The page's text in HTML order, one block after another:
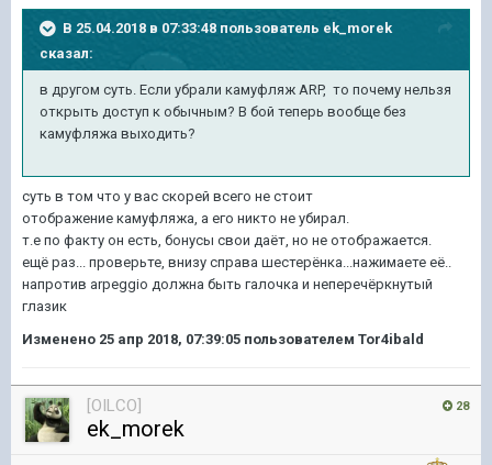
В 25.04.2018 в 07:33:48 пользователь ek_morek
сказал:
в другом суть. Если убрали камуфляж ARP, то почему нельзя
открыть доступ к обычным? В бой теперь вообще без
камуфляжа выходить?
суть в том что у вас скорей всего не стоит
отображение камуфляжа, а его никто не убирал.
т.е по факту он есть, бонусы свои даёт, но не отображается.
ещё раз... проверьте, внизу справа шестерёнка...нажимаете её..
напротив arpeggio должна быть галочка и неперечёркнутый
глазик
Изменено 25 апр 2018, 07:39:05 пользователем Tor4ibald
28
[OILCO]
ek_morek